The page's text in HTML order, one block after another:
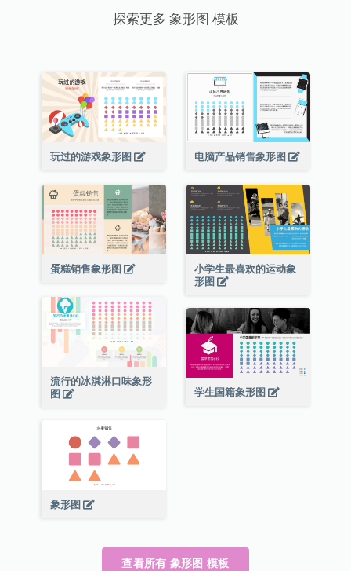
探索更多 象形图 模板
玩过的游戏象形图 电脑产品销售象形图
蛋糕销售象形图
小学生最喜欢的运动象
形图
流行的冰淇淋口味象形
图
学生国籍象形图
象形图
查看所有 象形图 模板